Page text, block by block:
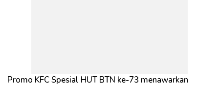
Promo KFC Spesial HUT BTN ke-73 menawarkan